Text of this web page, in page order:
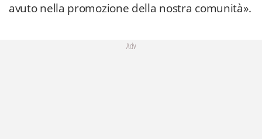
avuto nella promozione della nostra comunità».
Adv